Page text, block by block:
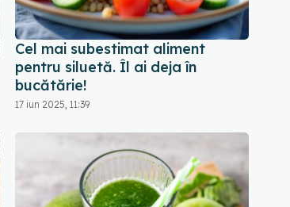
Cel mai subestimat aliment
pentru siluetă. Îl ai deja în
bucătărie!
17 iun 2025, 11:39